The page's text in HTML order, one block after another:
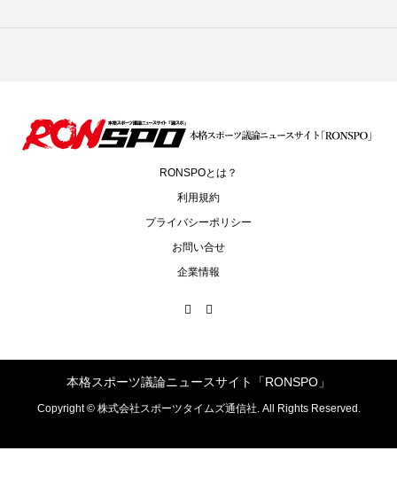
RONSPOとは？
利用規約
プライバシーポリシー
お問い合せ
企業情報
本格スポーツ議論ニュースサイト「RONSPO」
Copyright ©株式会社スポーツタイムズ通信社. All Rights Reserved.